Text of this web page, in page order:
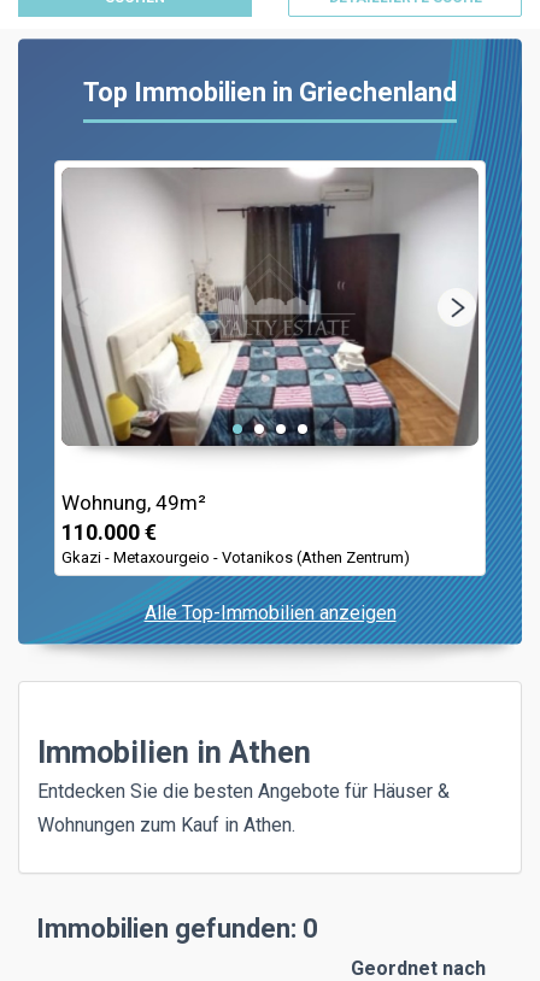
Top Immobilien in Griechenland
Wohnung, 49m²
110.000 €
Gkazi - Metaxourgeio - Votanikos (Athen Zentrum)
Alle Top-Immobilien anzeigen
Immobilien in Athen
Entdecken Sie die besten Angebote für Häuser &
Wohnungen zum Kauf in Athen.
Immobilien gefunden: 0
Geordnet nach